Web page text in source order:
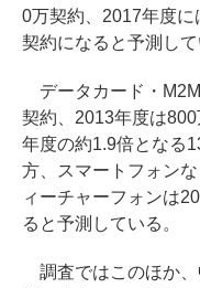
0万契約、2017年度
契約になると予測して
データカード・
契約、2013年度は
年度の約1.9倍となる
方、スマートフォン
ィーチャーフォンは
ると予測している。
調査ではこのほか、